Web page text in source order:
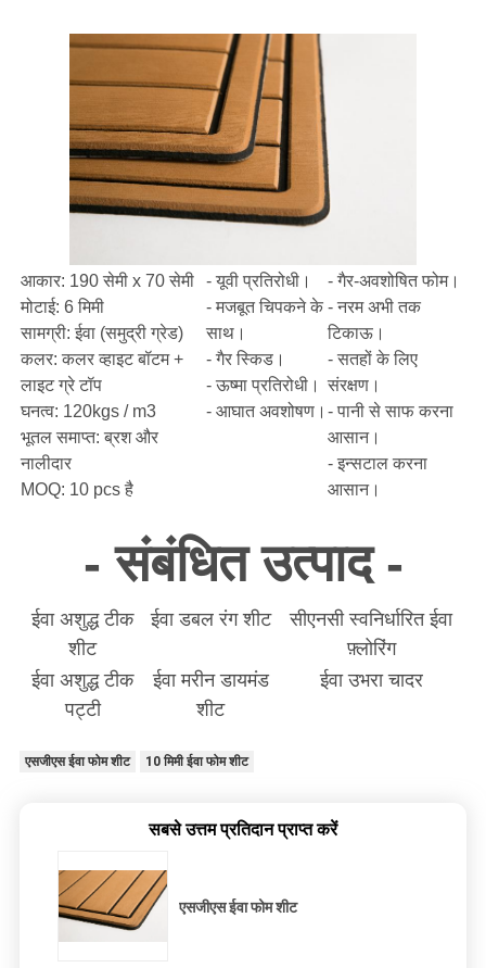
आकार: 190 सेमी x 70 सेमी
मोटाई: 6 मिमी
सामग्री: ईवा (समुद्री ग्रेड)
कलर: कलर व्हाइट बॉटम +
लाइट ग्रे टॉप
घनत्व: 120kgs / m3
भूतल समाप्त: ब्रश और
नालीदार
MOQ: 10 pcs है
- यूवी प्रतिरोधी।
- मजबूत चिपकने के
साथ।
- गैर स्किड।
- ऊष्मा प्रतिरोधी।
- आघात अवशोषण।
- गैर-अवशोषित फोम।
- नरम अभी तक
टिकाऊ।
- सतहों के लिए
संरक्षण।
- पानी से साफ करना
आसान।
- इन्सटाल करना
आसान।
- संबंधित उत्पाद -
ईवा अशुद्ध टीक
शीट
ईवा डबल रंग शीट
सीएनसी स्वनिर्धारित ईवा
फ़्लोरिंग
ईवा अशुद्ध टीक
पट्टी
ईवा मरीन डायमंड
शीट
ईवा उभरा चादर
एसजीएस ईवा फोम शीट 10 मिमी ईवा फोम शीट
सबसे उत्तम प्रतिदान प्राप्त करें
एसजीएस ईवा फोम शीट